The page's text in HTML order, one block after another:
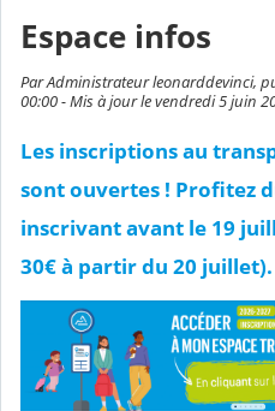
Espace infos
Par Administrateur leonarddevinci,
00:00 - Mis à jour le vendredi 5 juin
Les inscriptions au
sont ouvertes ! Profitez
inscrivant avant le 19
30€ à partir du 20 juillet).